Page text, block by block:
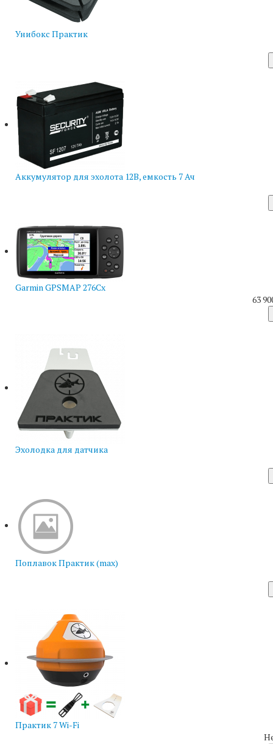
Унибокс Практик
Аккумулятор для эхолота 12В, емкость 7 Ач
Garmin GPSMAP 276Cx
63
Эхолодка для датчика
Поплавок Практик (max)
Практик 7 Wi-Fi